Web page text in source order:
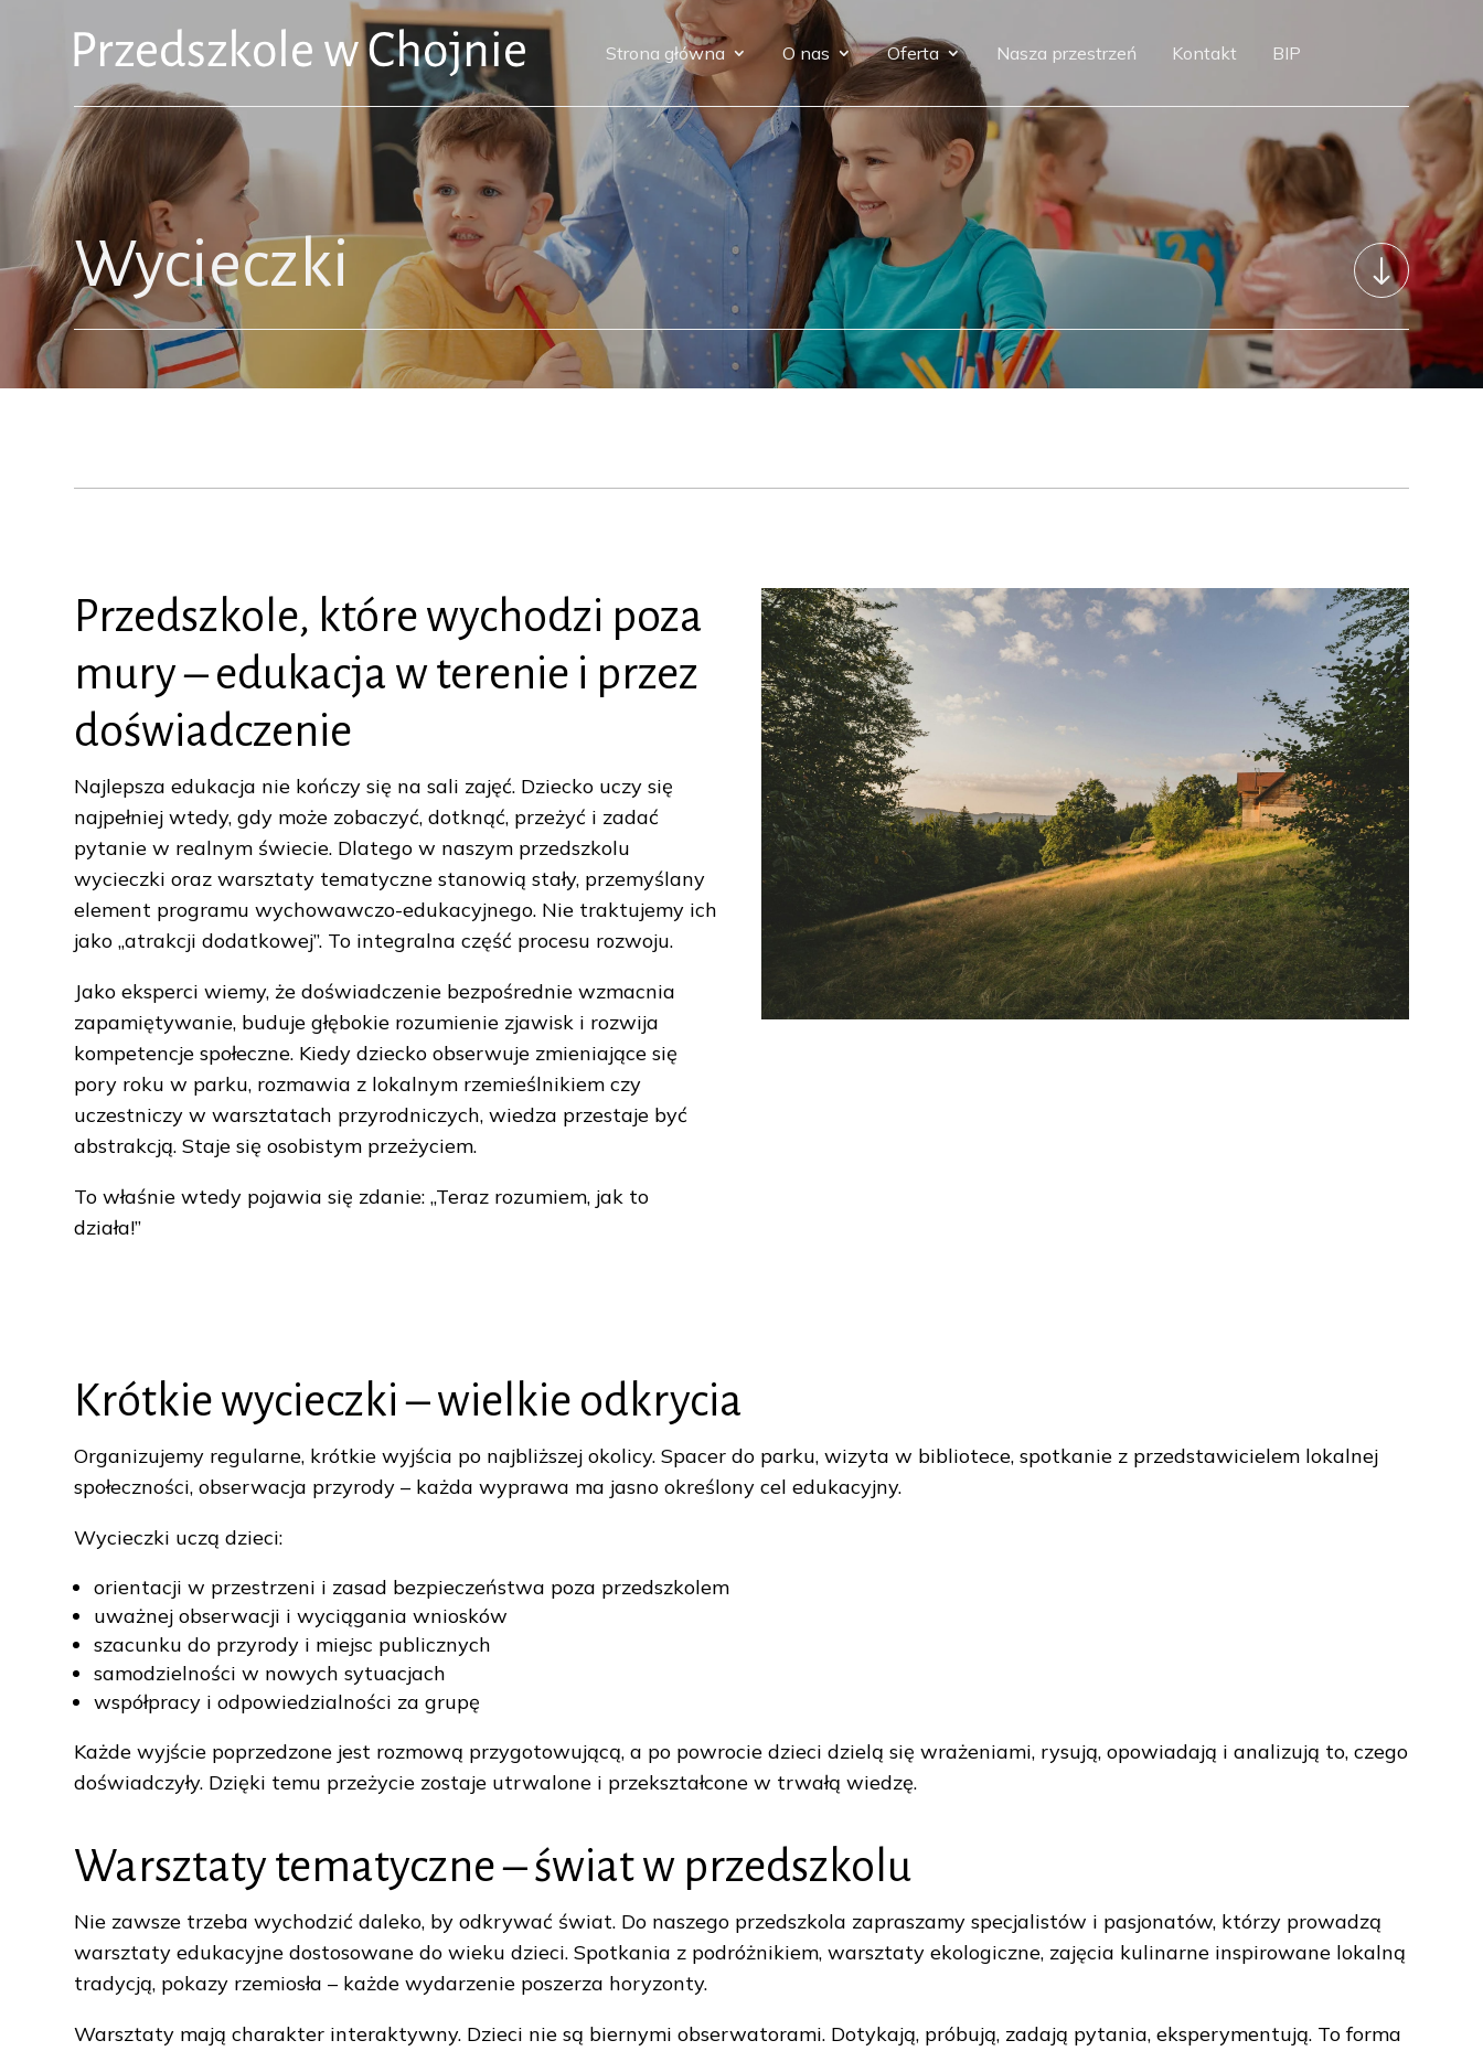
Strona główna O nas Oferta Nasza przestrzeń Kontakt BIP
Wycieczki "
Przedszkole, które wychodzi poza
mury – edukacja w terenie i przez
doświadczenie
Najlepsza edukacja nie kończy się na sali zajęć. Dziecko uczy się
najpełniej wtedy, gdy może zobaczyć, dotknąć, przeżyć i zadać
pytanie w realnym świecie. Dlatego w naszym przedszkolu
wycieczki oraz warsztaty tematyczne stanowią stały, przemyślany
element programu wychowawczo-edukacyjnego. Nie traktujemy ich
jako „atrakcji dodatkowej”. To integralna część procesu rozwoju.
Jako eksperci wiemy, że doświadczenie bezpośrednie wzmacnia
zapamiętywanie, buduje głębokie rozumienie zjawisk i rozwija
kompetencje społeczne. Kiedy dziecko obserwuje zmieniające się
pory roku w parku, rozmawia z lokalnym rzemieślnikiem czy
uczestniczy w warsztatach przyrodniczych, wiedza przestaje być
abstrakcją. Staje się osobistym przeżyciem.
To właśnie wtedy pojawia się zdanie: „Teraz rozumiem, jak to
działa!”
Krótkie wycieczki – wielkie odkrycia
Organizujemy regularne, krótkie wyjścia po najbliższej okolicy. Spacer do parku, wizyta w bibliotece, spotkanie z przedstawicielem lokalnej
społeczności, obserwacja przyrody – każda wyprawa ma jasno określony cel edukacyjny.
Wycieczki uczą dzieci:
orientacji w przestrzeni i zasad bezpieczeństwa poza przedszkolem
uważnej obserwacji i wyciągania wniosków
szacunku do przyrody i miejsc publicznych
samodzielności w nowych sytuacjach
współpracy i odpowiedzialności za grupę
Każde wyjście poprzedzone jest rozmową przygotowującą, a po powrocie dzieci dzielą się wrażeniami, rysują, opowiadają i analizują to, czego
doświadczyły. Dzięki temu przeżycie zostaje utrwalone i przekształcone w trwałą wiedzę.
Warsztaty tematyczne – świat w przedszkolu
Nie zawsze trzeba wychodzić daleko, by odkrywać świat. Do naszego przedszkola zapraszamy specjalistów i pasjonatów, którzy prowadzą
warsztaty edukacyjne dostosowane do wieku dzieci. Spotkania z podróżnikiem, warsztaty ekologiczne, zajęcia kulinarne inspirowane lokalną
tradycją, pokazy rzemiosła – każde wydarzenie poszerza horyzonty.
Warsztaty mają charakter interaktywny. Dzieci nie są biernymi obserwatorami. Dotykają, próbują, zadają pytania, eksperymentują. To forma